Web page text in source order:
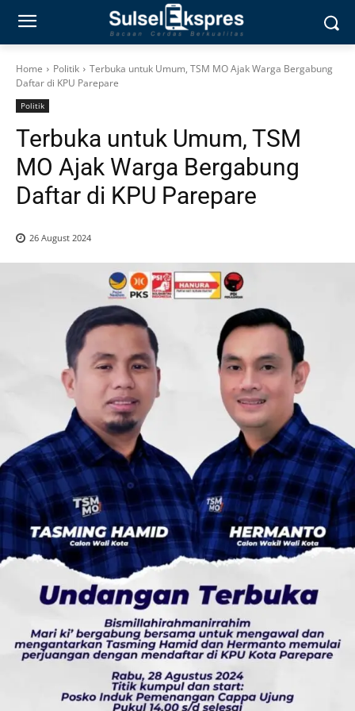
Home Politik
Terbuka untuk Umum, TSM MO Ajak Warga Bergabung
Daftar di KPU Parepare
Politik
Terbuka untuk Umum, TSM
MO Ajak Warga Bergabung
Daftar di KPU Parepare
26 August 2024